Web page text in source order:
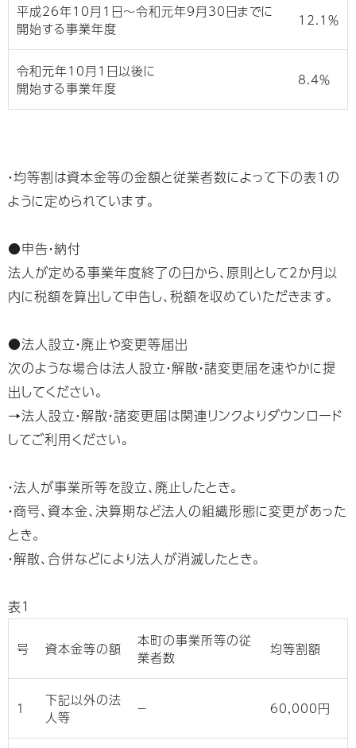
平成26年10月1日〜令和元年9月30日までに
開始する事業年度
12.1％
令和元年10月1日以後に
開始する事業年度
8.4％
・均等割は資本金等の金額と従業者数によって下の表1の
ように定められています。
●申告・納付
法人が定める事業年度終了の日から、原則として２か月以
内に税額を算出して申告し、税額を収めていただきます。
●法人設立・廃止や変更等届出
次のような場合は法人設立・解散・諸変更届を速やかに提
出してください。
→法人設立・解散・諸変更届は関連リンクよりダウンロード
してご利用ください。
・法人が事業所等を設立、廃止したとき。
・商号、資本金、決算期など法人の組織形態に変更があった
とき。
・解散、合併などにより法人が消滅したとき。
表１
号 資本金等の額
本町の事業所等の従
業者数
均等割額
１
下記以外の法
人等
− 60,000円